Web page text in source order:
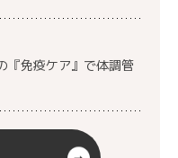
免疫ケア』で体調管